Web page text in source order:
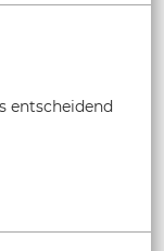
entscheidend